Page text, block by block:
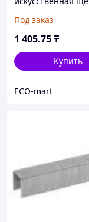
для
и акриловых ЛКМ,
Под заказ
1 405.75₸
Купить
ECO-mart